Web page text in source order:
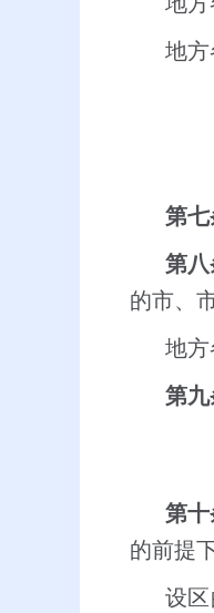
地方
第七
第八
的市、
地方
第九
第十
的前提
设